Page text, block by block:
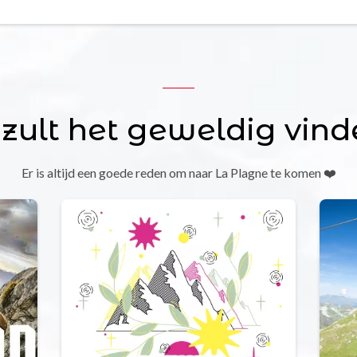
het geweldig
Er is altijd een goede reden om naar La Plagne te komen ❤️